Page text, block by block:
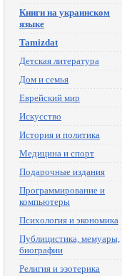
Книги на украинском
языке
Tamizdat
Детская литература
Дом и семья
Еврейский мир
Искусство
История и политика
Медицина и спорт
Подарочные издания
Программирование и
компьютеры
Психология и экономика
Публицистика, мемуары,
биографии
Религия и эзотерика